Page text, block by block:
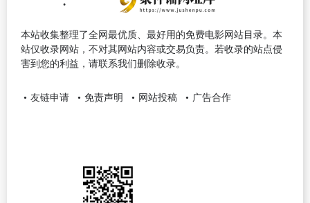
本站收集整理了全网最优质、最好用的免费电影网站目录。本
站仅收录网站，不对其网站内容或交易负责。若收录的站点侵
害到您的利益，请联系我们删除收录。
友链申请 免责声明 网站投稿 广告合作